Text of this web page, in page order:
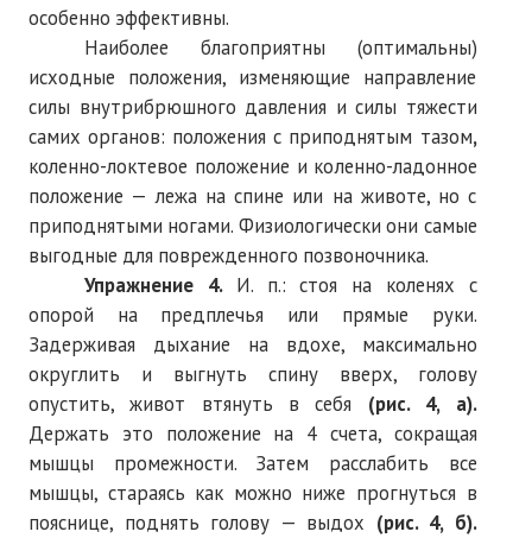
особенно эффективны.
Наиболее благоприятны (оптимальны)
исходные положения, изменяющие направление
силы внутрибрюшного давления и силы тяжести
самих органов: положения с приподнятым тазом,
коленно-локтевое положение и коленно-ладонное
положение — лежа на спине или на животе, но с
приподнятыми ногами. Физиологически они самые
выгодные для поврежденного позвоночника.
Упражнение 4. И. п.: стоя на коленях с
опорой на предплечья или прямые руки.
Задерживая дыхание на вдохе, максимально
округлить и выгнуть спину вверх, голову
опустить, живот втянуть в себя (рис. 4, а).
Держать это положение на 4 счета, сокращая
мышцы промежности. Затем расслабить все
мышцы, стараясь как можно ниже прогнуться в
пояснице, поднять голову — выдох (рис. 4, б).